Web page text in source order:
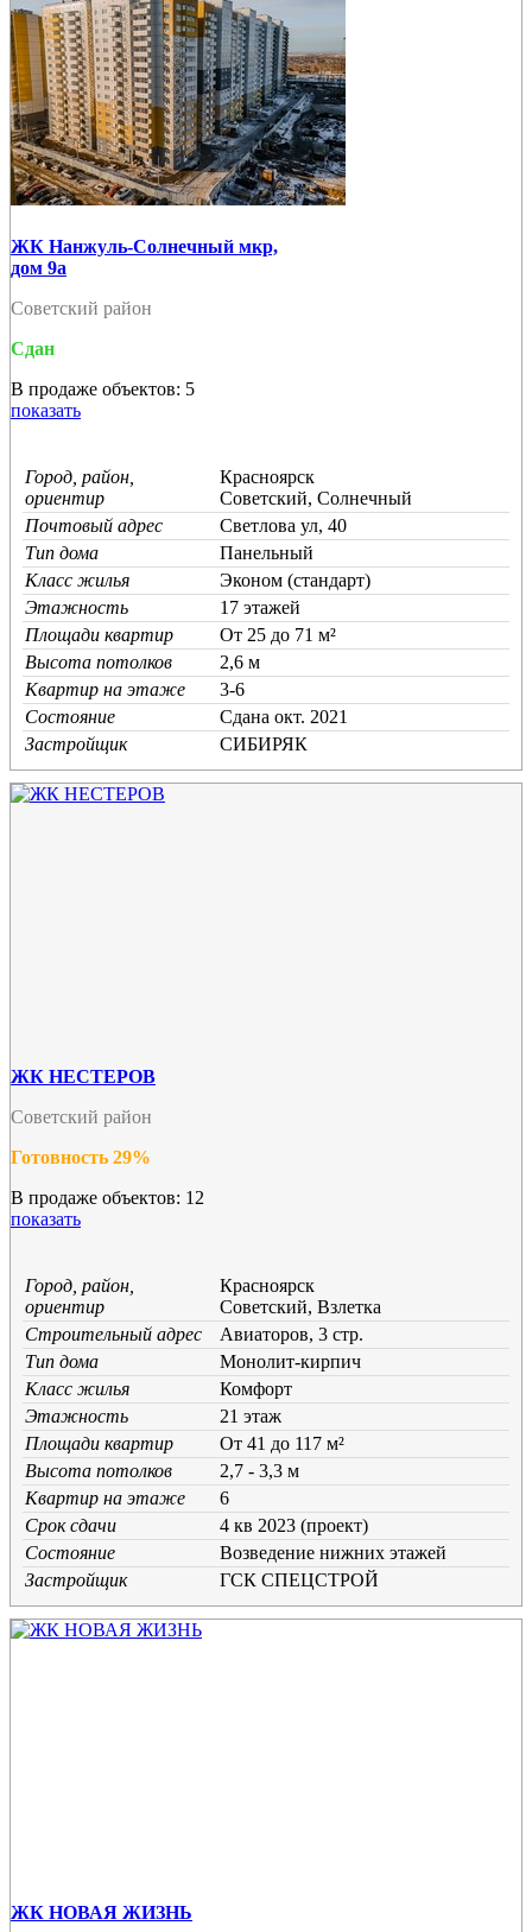
ЖК Нанжуль-Солнечный мкр,
дом 9а
Советский район
Сдан
В продаже объектов: 5
показать
Город, район,
ориентир
Красноярск
Советский, Солнечный
Почтовый адрес
Светлова ул, 40
Тип дома
Панельный
Класс жилья
Эконом (стандарт)
Этажность
17 этажей
Площади квартир
От 25 до 71 м²
Высота потолков
2,6 м
Квартир на этаже
3-6
Состояние
Cдана окт. 2021
Застройщик
СИБИРЯК
ЖК НЕСТЕРОВ
Советский район
Готовность 29%
В продаже объектов: 12
показать
Город, район,
ориентир
Красноярск
Советский, Взлетка
Строительный адрес
Авиаторов, 3 стр.
Тип дома
Монолит-кирпич
Класс жилья
Комфорт
Этажность
21 этаж
Площади квартир
От 41 до 117 м²
Высота потолков
2,7 - 3,3 м
Квартир на этаже
6
Срок сдачи
4 кв 2023 (проект)
Состояние
Возведение нижних этажей
Застройщик
ГСК СПЕЦСТРОЙ
ЖК НОВАЯ ЖИЗНЬ